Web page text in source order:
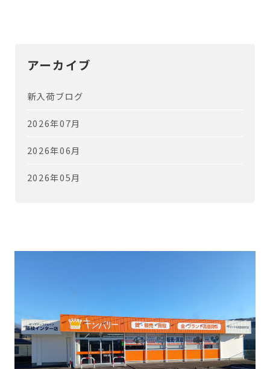
アーカイブ
新入荷ブログ
2026年07月
2026年06月
2026年05月